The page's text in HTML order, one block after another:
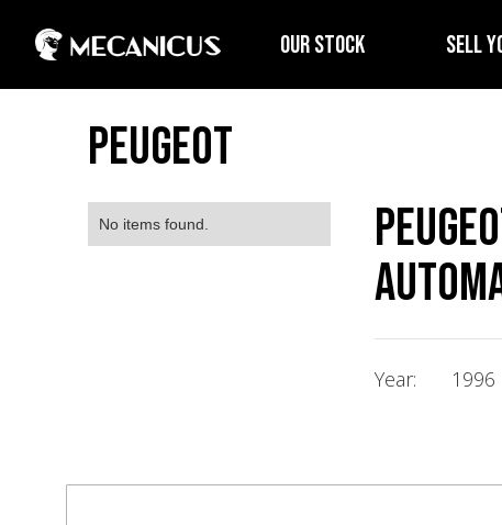
OUR STOCK SELL
Peugeot
No items found.
Year: 1996